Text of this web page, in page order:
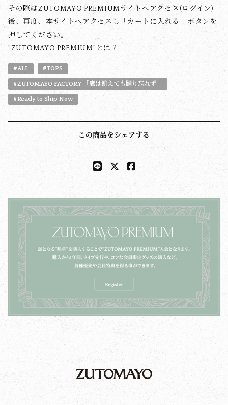
その際はZUTOMAYO PREMIUMサイトへアクセス(ログイン)
後、再度、本サイトへアクセスし「カートに入れる」ボタンを
押してください。
"ZUTOMAYO PREMIUM"とは？
#ALL #TOPS
#ZUTOMAYO FACTORY 「鷹は飢えても踊り忘れず」
#Ready to Ship Now
この商品をシェアする